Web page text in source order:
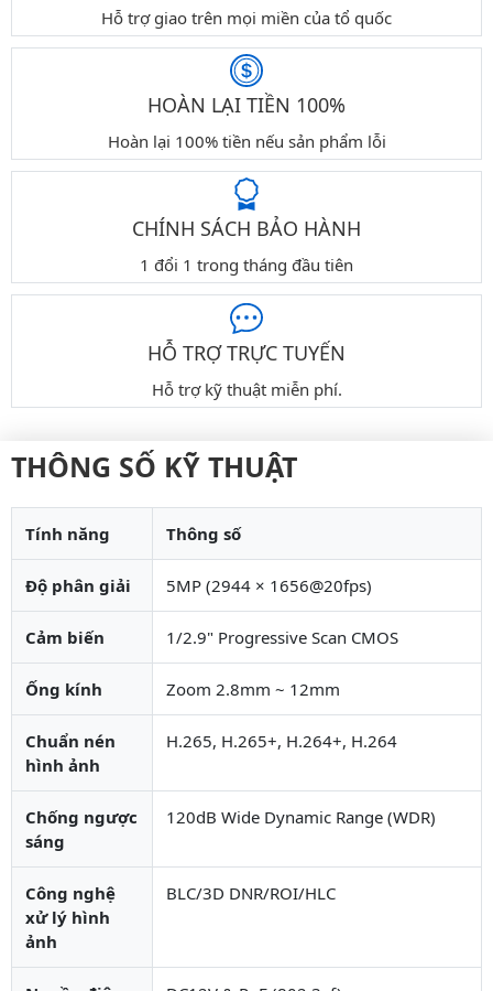
Hỗ trợ giao trên mọi miền của tổ quốc
HOÀN LẠI TIỀN 100%
Hoàn lại 100% tiền nếu sản phẩm lỗi
CHÍNH SÁCH BẢO HÀNH
1 đổi 1 trong tháng đầu tiên
HỖ TRỢ TRỰC TUYẾN
Hỗ trợ kỹ thuật miễn phí.
THÔNG SỐ KỸ THUẬT
Tính năng Thông số
Độ phân giải 5MP (2944 × 1656@20fps)
Cảm biến 1/2.9" Progressive Scan CMOS
Ống kính Zoom 2.8mm ~ 12mm
Chuẩn nén
hình ảnh
H.265, H.265+, H.264+, H.264
Chống ngược
sáng
120dB Wide Dynamic Range (WDR)
Công nghệ
xử lý hình
ảnh
BLC/3D DNR/ROI/HLC